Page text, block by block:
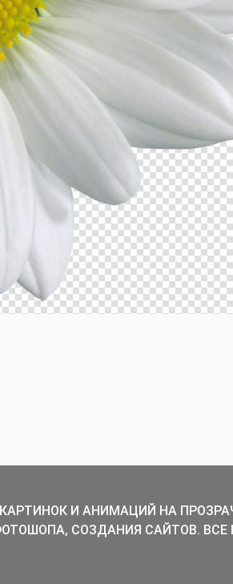
И АНИМАЦИЙ НА
СОЗДАНИЯ САЙТОВ.